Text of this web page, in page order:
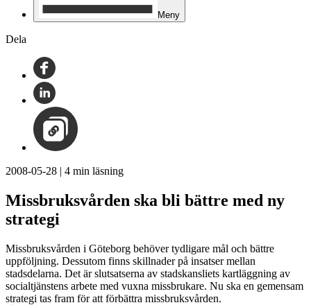
Meny
Dela
2008-05-28 | 4 min läsning
Missbruksvården ska bli bättre med ny
strategi
Missbruksvården i Göteborg behöver tydligare mål och bättre
uppföljning. Dessutom finns skillnader på insatser mellan
stadsdelarna. Det är slutsatserna av stadskansliets kartläggning av
socialtjänstens arbete med vuxna missbrukare. Nu ska en gemensam
strategi tas fram för att förbättra missbruksvården.